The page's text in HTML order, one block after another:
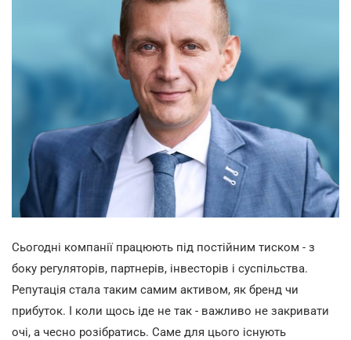
Сьогодні компанії працюють під постійним тиском - з
боку регуляторів, партнерів, інвесторів і суспільства.
Репутація стала таким самим активом, як бренд чи
прибуток. І коли щось іде не так - важливо не закривати
очі, а чесно розібратись. Саме для цього існують